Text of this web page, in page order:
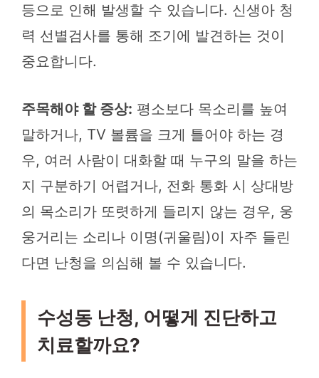
등으로 인해 발생할 수 있습니다. 신생아 청
력 선별검사를 통해 조기에 발견하는 것이
중요합니다.
주목해야 할 증상: 평소보다 목소리를 높여
말하거나, TV 볼륨을 크게 틀어야 하는 경
우, 여러 사람이 대화할 때 누구의 말을 하는
지 구분하기 어렵거나, 전화 통화 시 상대방
의 목소리가 또렷하게 들리지 않는 경우, 웅
웅거리는 소리나 이명(귀울림)이 자주 들린
다면 난청을 의심해 볼 수 있습니다.
수성동 난청, 어떻게 진단하고
치료할까요?